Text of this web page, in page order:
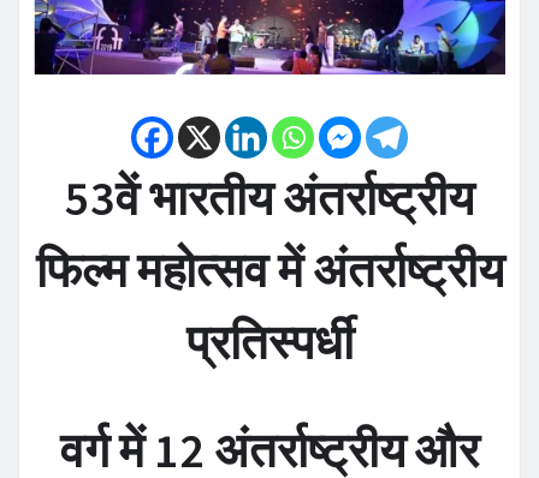
53वें भारतीय अंतर्राष्ट्रीय
फिल्म महोत्सव में अंतर्राष्ट्रीय
प्रतिस्पर्धी
वर्ग में 12 अंतर्राष्ट्रीय और